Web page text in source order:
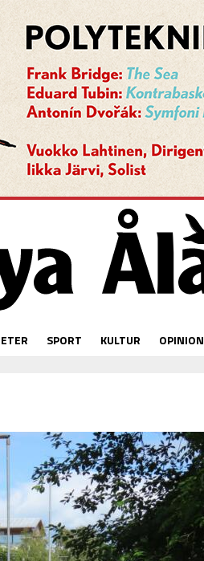
SPORT KULTUR OPINION